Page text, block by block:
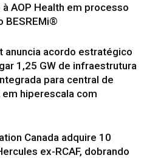
AOP Health em processo
BESREMi®
anuncia acordo estratégico
1,25 GW de infraestrutura
para central de
em hiperescala com
Canada adquire 10
ex-RCAF, dobrando